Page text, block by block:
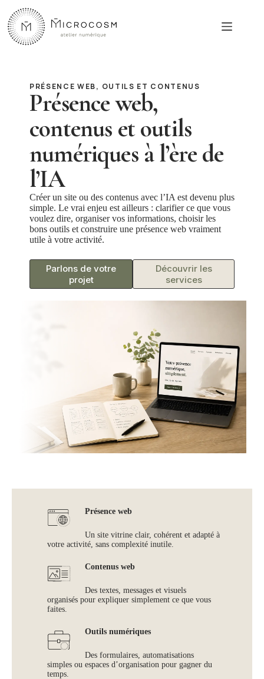
contenu
PRÉSENCE WEB, OUTILS ET CONTENUS
Présence web,
contenus et outils
numériques à l’ère de
l’IA
Créer un site ou des contenus avec l’IA est devenu plus
simple. Le vrai enjeu est ailleurs : clarifier ce que vous
voulez dire, organiser vos informations, choisir les
bons outils et construire une présence web vraiment
utile à votre activité.
Parlons de votre
projet
Découvrir les
services
Présence web
Un site vitrine clair, cohérent et adapté à
votre activité, sans complexité inutile.
Contenus web
Des textes, messages et visuels
organisés pour expliquer simplement ce que vous
faites.
Outils numériques
Des formulaires, automatisations
simples ou espaces d’organisation pour gagner du
temps.